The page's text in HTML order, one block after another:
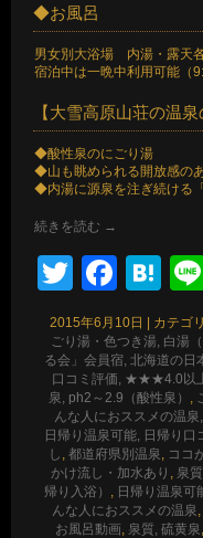
◆お風呂
男女別大浴場 内湯・露天
宿泊中は一晩中利用可能（
【大雪高原山荘の温泉
◆酸性泉のにごり湯
◆山も眺められる開放感の
◆内湯に源泉を注ぎ続ける
続きを読む →
Twitter
2015年6月10日 | カテゴ
ごり湯・色つき湯, 白湯（
る会」会員宿, 北海道の日
口コミ評価, ★★★4.0以上
泉, ph2～2.9（酸性泉）
んな人におススメの温
日帰り温泉可能, 日帰り口
し 都道府県別温泉 ココ
かけ流し・加水あり
泉
帰り入浴）
日帰り温泉可
んな人におススメの温泉
お風呂動画 泉質, 硫黄泉